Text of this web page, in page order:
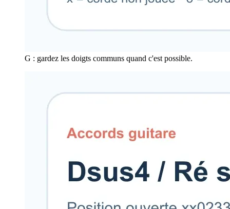
G : gardez les doigts communs quand c'est possible.